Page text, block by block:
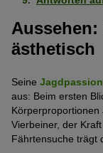
Geringe
Geringe Tendenz zu
Geringe Tendenz zum
ästhetisch
Seine Jagdpassion
aus: Beim ersten
Körperproportionen
Vierbeiner, der
Fährtensuche trägt